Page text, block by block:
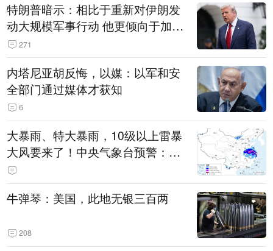
特朗普暗示：相比于重新对伊朗发
动大规模军事行动 他更倾向于加大
经济施压
271
内塔尼亚胡反悔，以媒：以军和安
全部门通过媒体才获知
6
大暴雨、特大暴雨，10级以上雷暴
大风要来了！中央气象台预警：今
天到明天，浙江、安徽有特大暴雨
牛弹琴：美国，此地无银三百两
208